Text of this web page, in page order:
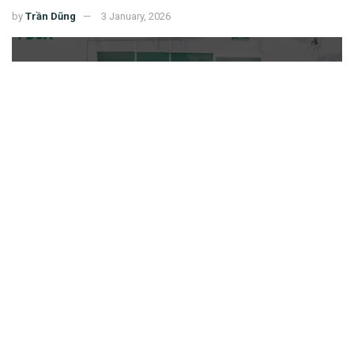
by Trần Dũng 3 January, 2026